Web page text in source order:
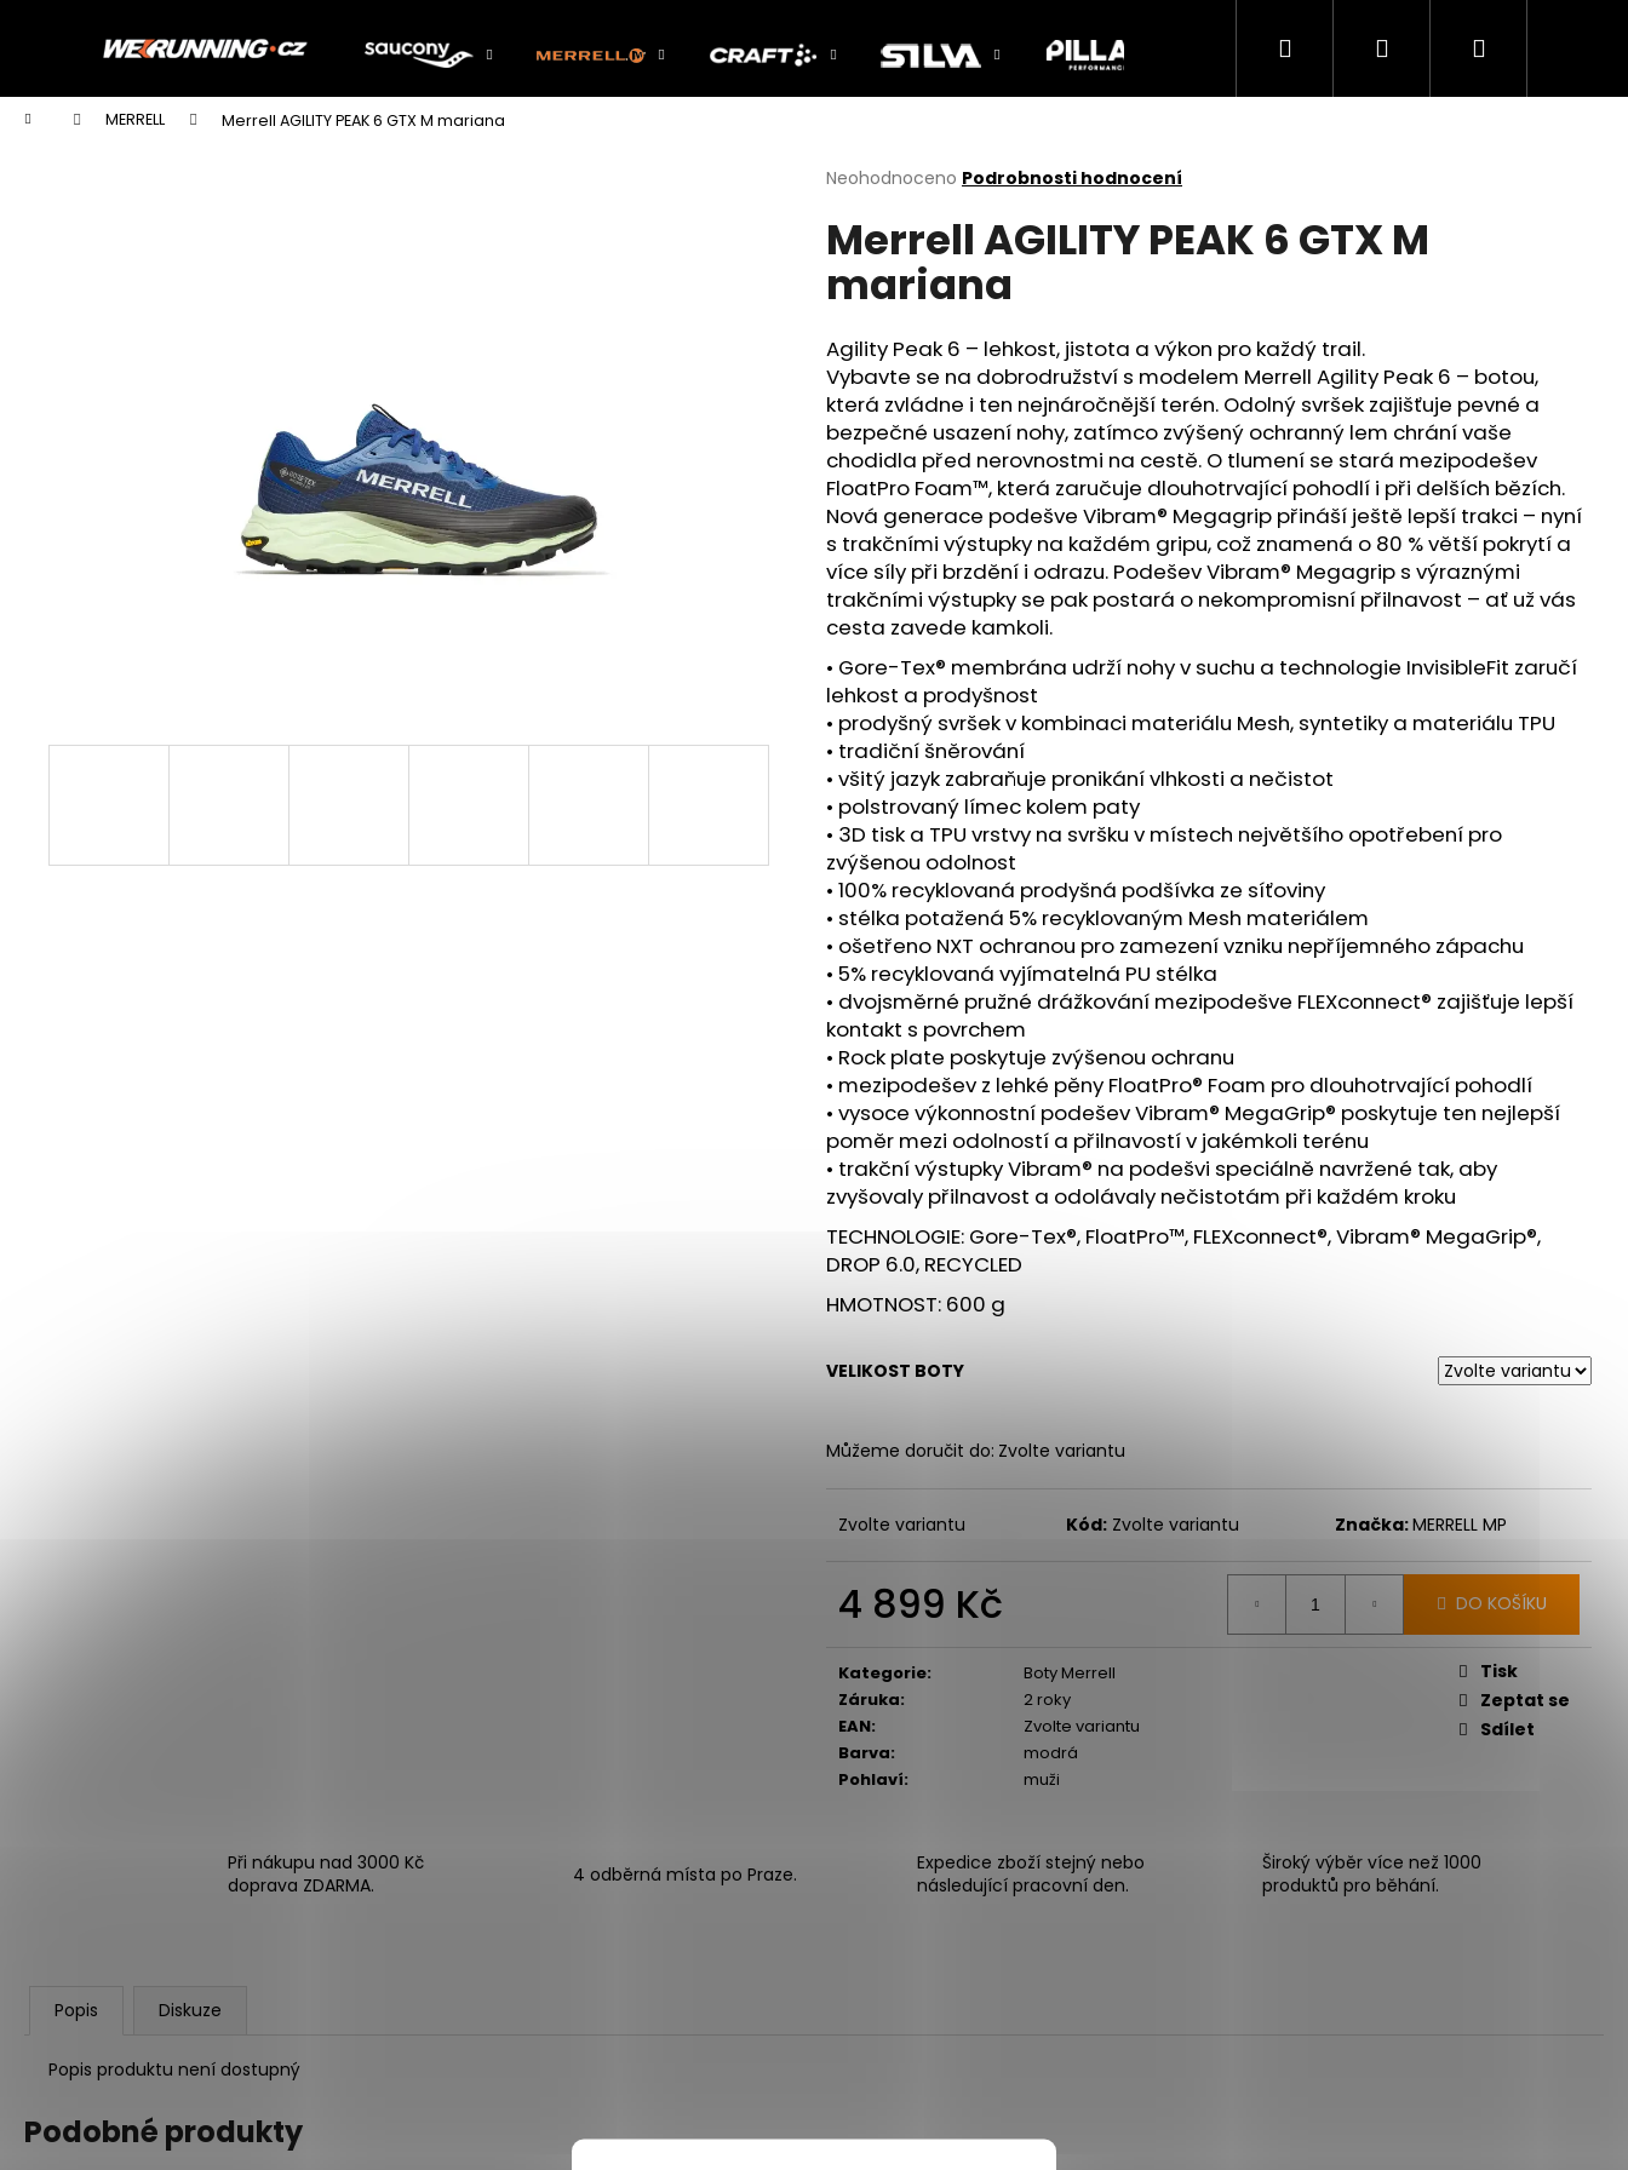
Hledat PřihlášeníNákupní
Domů MERRELL Merrell AGILITY PEAK 6 GTX M mariana
Průměrné
produktu
je
hvězdiček.
Neohodnoceno Podrobnosti hodnocení
Merrell AGILITY PEAK 6 GTX M
mariana
Agility Peak 6 – lehkost, jistota a výkon pro každý trail.
Vybavte se na dobrodružství s modelem Merrell Agility Peak 6 – botou,
která zvládne i ten nejnáročnější terén. Odolný svršek zajišťuje pevné a
bezpečné usazení nohy, zatímco zvýšený ochranný lem chrání vaše
chodidla před nerovnostmi na cestě. O tlumení se stará mezipodešev
FloatPro Foam™, která zaručuje dlouhotrvající pohodlí i při delších bězích.
Nová generace podešve Vibram® Megagrip přináší ještě lepší trakci – nyní
s trakčními výstupky na každém gripu, což znamená o 80 % větší pokrytí a
více síly při brzdění i odrazu. Podešev Vibram® Megagrip s výraznými
trakčními výstupky se pak postará o nekompromisní přilnavost – ať už vás
cesta zavede kamkoli.
• Gore-Tex® membrána udrží nohy v suchu a technologie InvisibleFit zaručí
lehkost a prodyšnost
• prodyšný svršek v kombinaci materiálu Mesh, syntetiky a materiálu TPU
• tradiční šněrování
• všitý jazyk zabraňuje pronikání vlhkosti a nečistot
• polstrovaný límec kolem paty
• 3D tisk a TPU vrstvy na svršku v místech největšího opotřebení pro
zvýšenou odolnost
• 100% recyklovaná prodyšná podšívka ze síťoviny
• stélka potažená 5% recyklovaným Mesh materiálem
• ošetřeno NXT ochranou pro zamezení vzniku nepříjemného zápachu
• 5% recyklovaná vyjímatelná PU stélka
• dvojsměrné pružné drážkování mezipodešve FLEXconnect® zajišťuje lepší
kontakt s povrchem
• Rock plate poskytuje zvýšenou ochranu
• mezipodešev z lehké pěny FloatPro® Foam pro dlouhotrvající pohodlí
• vysoce výkonnostní podešev Vibram® MegaGrip® poskytuje ten nejlepší
poměr mezi odolností a přilnavostí v jakémkoli terénu
• trakční výstupky Vibram® na podešvi speciálně navržené tak, aby
zvyšovaly přilnavost a odolávaly nečistotám při každém kroku
TECHNOLOGIE: Gore-Tex®, FloatPro™, FLEXconnect®, Vibram® MegaGrip®,
DROP 6.0, RECYCLED
HMOTNOST: 600 g
VELIKOST BOTY
Můžeme doručit do: Zvolte variantu
Zvolte variantu Kód: Zvolte variantu Značka:MERRELL MP
4 899 Kč DO KOŠÍKU
Kategorie:
Boty Merrell
Záruka:
2 roky
EAN:
Zvolte variantu
Barva:
modrá
Pohlaví: muži
Tisk
Zeptat se
Sdílet
Při nákupu nad 3000 Kč
doprava ZDARMA.
4 odběrná místa po Praze.
Expedice zboží stejný nebo
následující pracovní den.
Široký výběr více než 1000
produktů pro běhání.
Popis Diskuze
Popis produktu není dostupný
Podobné produkty
í
Zpět
do
obchodu
Zpět
do
obchodu
HLEDAT
Následující
SAUCONY ENDORPHIN AZURA
VIZIRED/BLACK
BOTY CRAFT CTM ULTRA TRAIL - ŠEDÁ
1 599 Kč
SAUCONY XODUS ULTRA 3 BLACK/DUSK
2 999 Kč
Původně:4 299 Kč